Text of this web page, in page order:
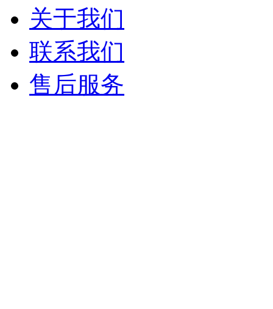
关于我们
联系我们
售后服务